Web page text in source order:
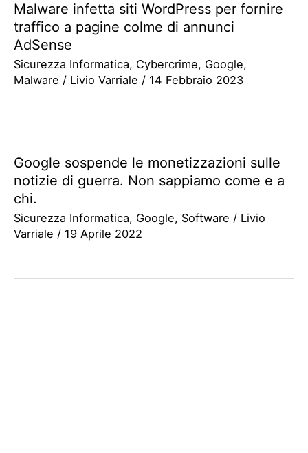
Malware infetta siti WordPress per fornire
traffico a pagine colme di annunci
AdSense
Sicurezza Informatica, Cybercrime, Google,
Malware / Livio Varriale / 14 Febbraio 2023
Google sospende le monetizzazioni sulle
notizie di guerra. Non sappiamo come e a
chi.
Sicurezza Informatica, Google, Software / Livio
Varriale / 19 Aprile 2022